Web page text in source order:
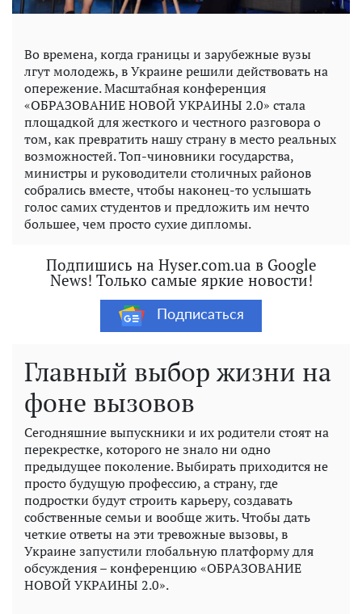
Во времена, когда границы и зарубежные вузы
лгут молодежь, в Украине решили действовать на
опережение. Масштабная конференция
«ОБРАЗОВАНИЕ НОВОЙ УКРАИНЫ 2.0» стала
площадкой для жесткого и честного разговора о
том, как превратить нашу страну в место реальных
возможностей. Топ-чиновники государства,
министры и руководители столичных районов
собрались вместе, чтобы наконец-то услышать
голос самих студентов и предложить им нечто
большее, чем просто сухие дипломы.
Подпишись на Hyser.com.ua в Google
News! Только самые яркие новости!
Подписаться
Главный выбор жизни на
фоне вызовов
Сегодняшние выпускники и их родители стоят на
перекрестке, которого не знало ни одно
предыдущее поколение. Выбирать приходится не
просто будущую профессию, а страну, где
подростки будут строить карьеру, создавать
собственные семьи и вообще жить. Чтобы дать
четкие ответы на эти тревожные вызовы, в
Украине запустили глобальную платформу для
обсуждения – конференцию «ОБРАЗОВАНИЕ
НОВОЙ УКРАИНЫ 2.0».